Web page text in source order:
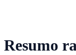
Resumo